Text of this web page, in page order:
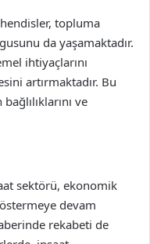
topluma
da yaşamaktadır.
ihtiyaçlarını
artırmaktadır. Bu
ve
sektörü, ekonomik
devam
rekabeti de